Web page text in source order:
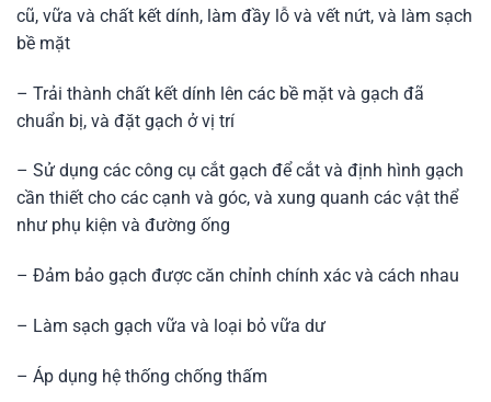
cũ, vữa và chất kết dính, làm đầy lỗ và vết nứt, và làm sạch
bề mặt
– Trải thành chất kết dính lên các bề mặt và gạch đã
chuẩn bị, và đặt gạch ở vị trí
– Sử dụng các công cụ cắt gạch để cắt và định hình gạch
cần thiết cho các cạnh và góc, và xung quanh các vật thể
như phụ kiện và đường ống
– Đảm bảo gạch được căn chỉnh chính xác và cách nhau
– Làm sạch gạch vữa và loại bỏ vữa dư
– Áp dụng hệ thống chống thấm